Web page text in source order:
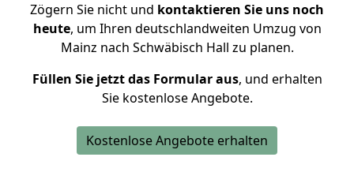
Zögern Sie nicht und kontaktieren Sie uns noch
heute, um Ihren deutschlandweiten Umzug von
Mainz nach Schwäbisch Hall zu planen.
Füllen Sie jetzt das Formular aus, und erhalten
Sie kostenlose Angebote.
Kostenlose Angebote erhalten